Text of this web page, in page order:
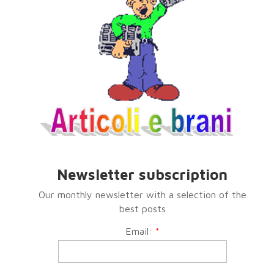
Newsletter subscription
Our monthly newsletter with a selection of the
best posts
Email: *